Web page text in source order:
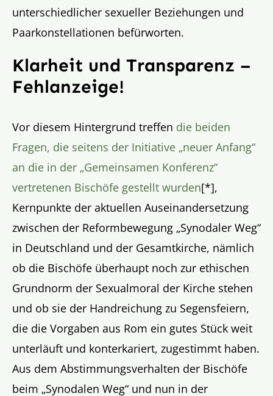
unterschiedlicher sexueller Beziehungen und
Paarkonstellationen befürworten.
Klarheit und Transparenz –
Fehlanzeige!
Vor diesem Hintergrund treffen die beiden
Fragen, die seitens der Initiative „neuer Anfang“
an die in der „Gemeinsamen Konferenz“
vertretenen Bischöfe gestellt wurden[*],
Kernpunkte der aktuellen Auseinandersetzung
zwischen der Reformbewegung „Synodaler Weg“
in Deutschland und der Gesamtkirche, nämlich
ob die Bischöfe überhaupt noch zur ethischen
Grundnorm der Sexualmoral der Kirche stehen
und ob sie der Handreichung zu Segensfeiern,
die die Vorgaben aus Rom ein gutes Stück weit
unterläuft und konterkariert, zugestimmt haben.
Aus dem Abstimmungsverhalten der Bischöfe
beim „Synodalen Weg“ und nun in der